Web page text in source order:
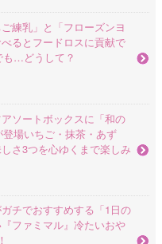
練乳」と「フローズンヨ
るとフードロスに貢献で
も…どうして？
ソートボックスに「和の
登場いちご・抹茶・あず
さ3つを心ゆくまで楽しみ
チでおすすめする「1日の
ファミマル』冷たいおや